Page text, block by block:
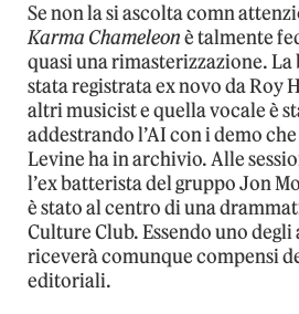
Se non la si ascolta comn
Karma Chameleonè talmente
quasi una rimasterizzazione. La
stata registrata ex novo da Roy
altri musicist e quella vocale è
addestrando l’AI con i demo
Levine ha in archivio. Alle
l’ex batterista del gruppo Jon
è stato al centro di una
Culture Club. Essendo uno degli
riceverà comunque compensi
editoriali.